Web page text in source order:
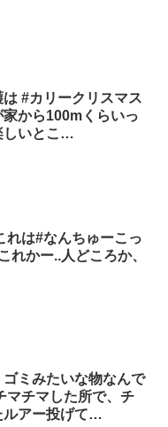
#カリークリスマス
家から100mくらいっ
しいとこ…
れは#なんちゅーこっ
れかー..人どころか、
ミみたいな物なんで
チマした所で、チ
ルアー投げて…